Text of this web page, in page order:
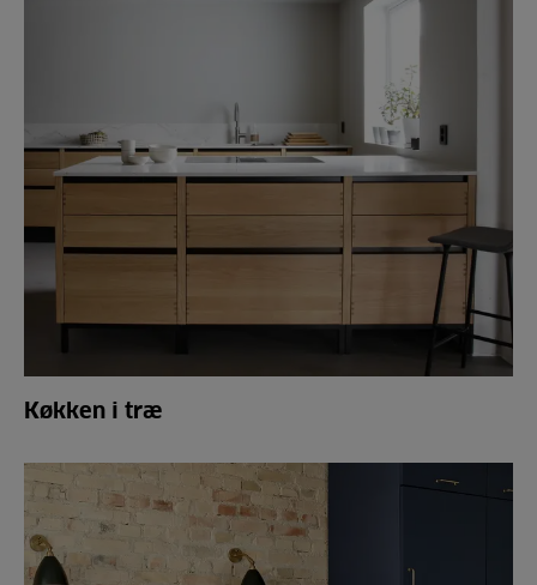
Køkken i træ